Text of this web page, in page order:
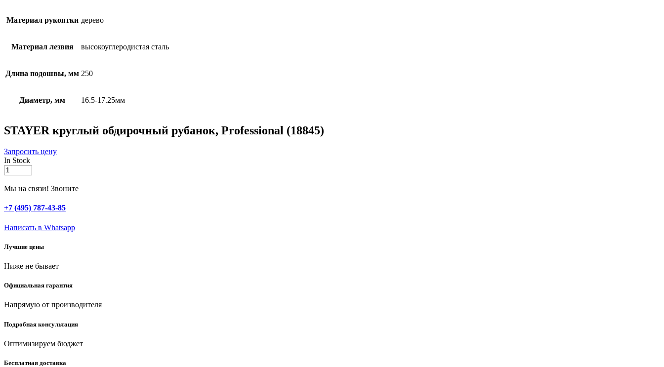
Материал рукоятки дерево
Материал лезвия высокоуглеродистая сталь
Длина подошвы, мм 250
Диаметр, мм 16.5-17.25мм
STAYER круглый обдирочный рубанок, Professional (18845)
Запросить цену
In Stock
STAYER
круглый
обдирочный
Professional
(18845)
Мы на связи! Звоните
+7 (495) 787-43-85
Написать в Whatsapp
Лучшие цены
Ниже не бывает
Официальная гарантия
Напрямую от производителя
Подробная консультация
Оптимизируем бюджет
Бесплатная доставка